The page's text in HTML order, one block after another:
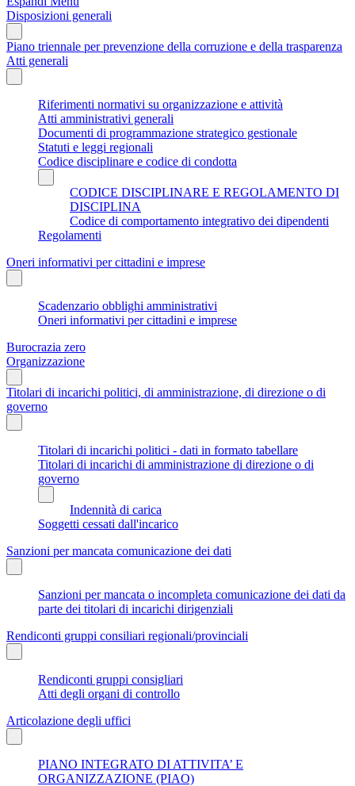
Disposizioni generali
Piano triennale per prevenzione della corruzione e della trasparenza
Atti generali
Riferimenti normativi su organizzazione e attività
Atti amministrativi generali
Documenti di programmazione strategico gestionale
Statuti e leggi regionali
Codice disciplinare e codice di condotta
CODICE DISCIPLINARE E REGOLAMENTO DI
DISCIPLINA
Codice di comportamento integrativo dei dipendenti
Regolamenti
Oneri informativi per cittadini e imprese
Scadenzario obblighi amministrativi
Oneri informativi per cittadini e imprese
Burocrazia zero
Organizzazione
Titolari di incarichi politici, di amministrazione, di direzione o di
governo
Titolari di incarichi politici - dati in formato tabellare
Titolari di incarichi di amministrazione di direzione o di
governo
Indennità di carica
Soggetti cessati dall'incarico
Sanzioni per mancata comunicazione dei dati
Sanzioni per mancata o incompleta comunicazione dei dati da
parte dei titolari di incarichi dirigenziali
Rendiconti gruppi consiliari regionali/provinciali
Rendiconti gruppi consigliari
Atti degli organi di controllo
Articolazione degli uffici
PIANO INTEGRATO DI ATTIVITA’ E
ORGANIZZAZIONE (PIAO)